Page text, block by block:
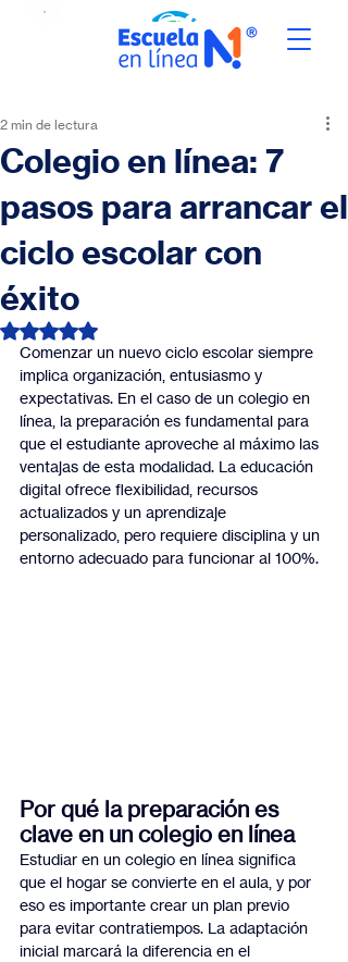
Colegio en línea: 7
pasos para arrancar el
ciclo escolar con
éxito
2 min de lectura
Obtuvo NaN de 5 estrellas.
Comenzar un nuevo ciclo escolar siempre
implica organización, entusiasmo y
expectativas. En el caso de un colegio en
línea, la preparación es fundamental para
que el estudiante aproveche al máximo las
ventajas de esta modalidad. La educación
digital ofrece flexibilidad, recursos
actualizados y un aprendizaje
personalizado, pero requiere disciplina y un
entorno adecuado para funcionar al 100%.
Por qué la preparación es
clave en un colegio en línea
Estudiar en un colegio en línea significa
que el hogar se convierte en el aula, y por
eso es importante crear un plan previo
para evitar contratiempos. La adaptación
inicial marcará la diferencia en el